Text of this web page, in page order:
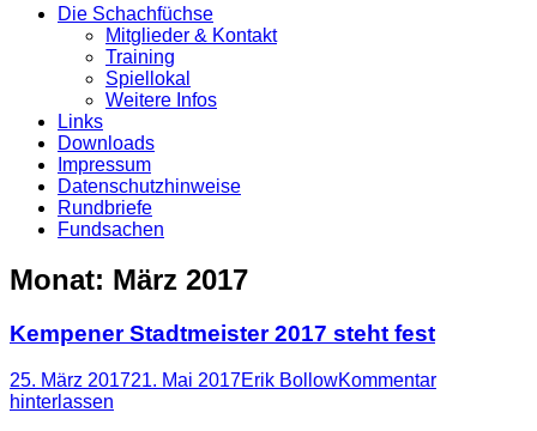
Zum
Die Schachfüchse
Mitglieder & Kontakt
Training
Spiellokal
Weitere Infos
Links
Downloads
Impressum
Datenschutzhinweise
Rundbriefe
Fundsachen
Monat: März 2017
Kempener Stadtmeister 2017 steht fest
Posted
on
25. März 201721. Mai 2017Autor
Erik BollowKommentar
hinterlassen